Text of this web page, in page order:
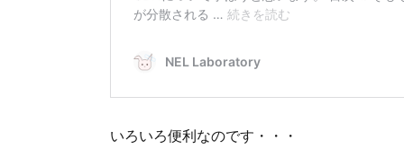
いろいろ便利なのです・・・